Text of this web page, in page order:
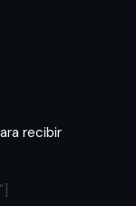
recibir